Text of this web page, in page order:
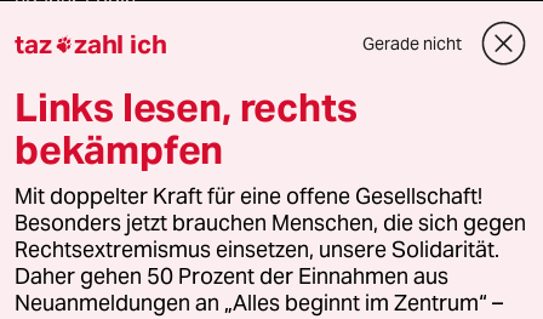
Downloads für Abonnierende
© 2026 taz Verlags und Vertriebs GmbH
Alle Rechte vorbehalten. Bei rechtlichen Fragen oder für Genehmigungen
wenden Sie sich bitte an lizenzen@taz.de
Feedback Redaktionsstatut Kommune-Richtlinien
taz zahl ich Gerade nicht
Links lesen, rechts
bekämpfen
Mit doppelter Kraft für eine offene Gesellschaft!
Besonders jetzt brauchen Menschen, die sich gegen
Rechtsextremismus einsetzen, unsere Solidarität.
Daher gehen 50 Prozent der Einnahmen aus
Neuanmeldungen an „Alles beginnt im Zentrum“ –